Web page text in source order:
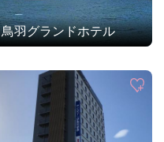
鳥羽グランドホテル